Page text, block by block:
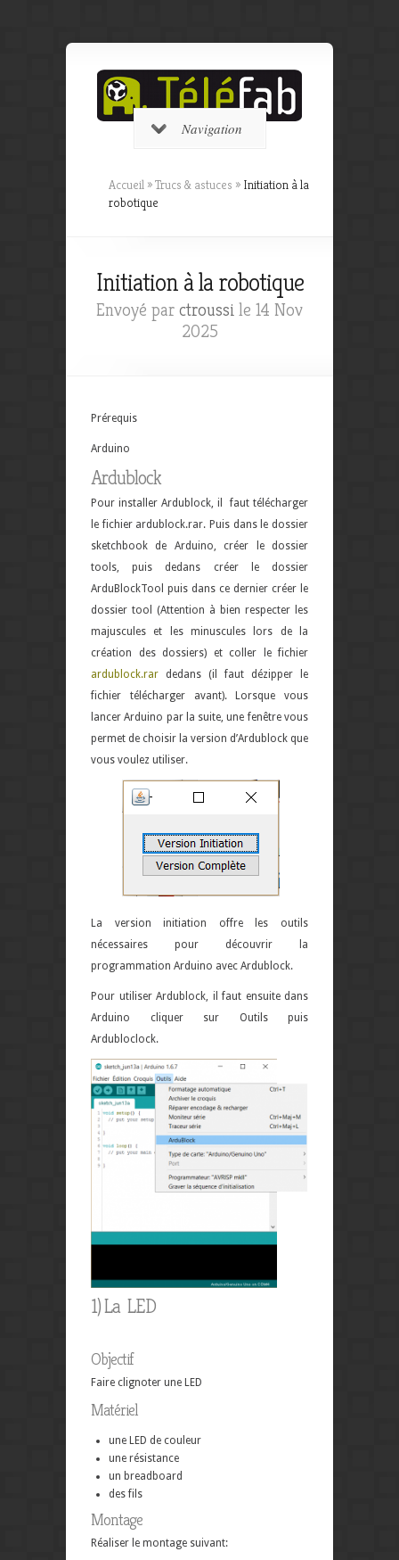
Navigation
Accueil »Trucs & astuces » Initiation à la
robotique
Initiation à la robotique
Envoyé par ctroussi le 14 Nov
2025
Prérequis
Arduino
Ardublock
Pour installer Ardublock, il faut télécharger
le fichier ardublock.rar. Puis dans le dossier
sketchbook de Arduino, créer le dossier
tools, puis dedans créer le dossier
ArduBlockTool puis dans ce dernier créer le
dossier tool (Attention à bien respecter les
majuscules et les minuscules lors de la
création des dossiers) et coller le fichier
ardublock.rar dedans (il faut dézipper le
fichier télécharger avant). Lorsque vous
lancer Arduino par la suite, une fenêtre vous
permet de choisir la version d’Ardublock que
vous voulez utiliser.
La version initiation offre les outils
nécessaires pour découvrir la
programmation Arduino avec Ardublock.
Pour utiliser Ardublock, il faut ensuite dans
Arduino cliquer sur Outils puis
Ardubloclock.
1) La LED
Objectif
Faire clignoter une LED
Matériel
une LED de couleur
une résistance
un breadboard
des fils
Montage
Réaliser le montage suivant: